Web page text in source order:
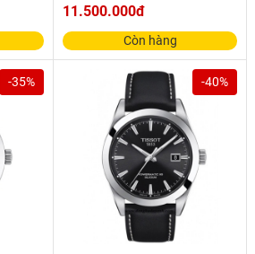
11.500.000đ
Còn hàng
-35% -40%